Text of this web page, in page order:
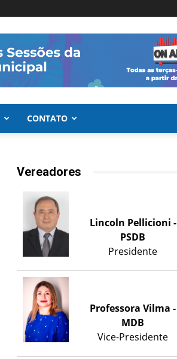
CONTATO
Vereadores
Lincoln Pellicioni -
PSDB
Presidente
Professora Vilma -
MDB
Vice-Presidente